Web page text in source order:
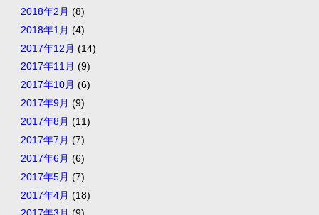
2018年2月 (8)
2018年1月 (4)
2017年12月 (14)
2017年11月 (9)
2017年10月 (6)
2017年9月 (9)
2017年8月 (11)
2017年7月 (7)
2017年6月 (6)
2017年5月 (7)
2017年4月 (18)